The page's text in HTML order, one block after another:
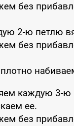
без
2-ю петлю
без
каждую 3-ю
ее.
без